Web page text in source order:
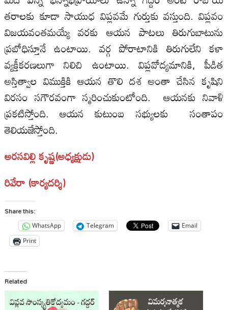
తరాలకు కూడా సాయుధ విప్లవమే గుర్తుకు వస్తుంది. విప్లవం
విజయవంతమయ్యే వరకు ఆయన పాటలు తిరుగుబాటును
ప్రబోధిస్తూనే ఉంటాయి. వర్గ పోరాటానికి తిరుగులేని కళా
వ్యక్తీకరణలుగా నిలిచి ఉంటాయి. విప్లవోద్యమానికి, పీడిత
అస్తిత్వాల విముక్తికి ఆయన తొలి దశ అంతా చేసిన కృషిని
విరసం సగౌరవంగా స్మరించుకుంటోంది. ఆయనకు నివాళి
ప్రకటిస్తోంది. ఆయన కుటుంబ సభ్యులకు సంతాపం
తెలియజేస్తోంది.
అరసవిల్లి కృష్ణ(అధ్యక్షుడు)
రివేరా (కార్యదర్శి)
Share this:
WhatsApp Telegram
Email
Print
Related